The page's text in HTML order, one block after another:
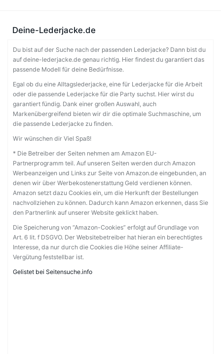
Deine-Lederjacke.de
Du bist auf der Suche nach der passenden Lederjacke? Dann bist du
auf deine-lederjacke.de genau richtig. Hier findest du garantiert das
passende Modell für deine Bedürfnisse.
Egal ob du eine Alltagslederjacke, eine für Lederjacke für die Arbeit
oder die passende Lederjacke für die Party suchst. Hier wirst du
garantiert fündig. Dank einer großen Auswahl, auch
Markenübergreifend bieten wir dir die optimale Suchmaschine, um
die passende Lederjacke zu finden.
Wir wünschen dir Viel Spaß!
* Die Betreiber der Seiten nehmen am Amazon EU-
Partnerprogramm teil. Auf unseren Seiten werden durch Amazon
Werbeanzeigen und Links zur Seite von Amazon.de eingebunden, an
denen wir über Werbekostenerstattung Geld verdienen können.
Amazon setzt dazu Cookies ein, um die Herkunft der Bestellungen
nachvollziehen zu können. Dadurch kann Amazon erkennen, dass Sie
den Partnerlink auf unserer Website geklickt haben.
Die Speicherung von “Amazon-Cookies” erfolgt auf Grundlage von
Art. 6 lit. f DSGVO. Der Websitebetreiber hat hieran ein berechtigtes
Interesse, da nur durch die Cookies die Höhe seiner Affiliate-
Vergütung feststellbar ist.
Gelistet bei Seitensuche.info